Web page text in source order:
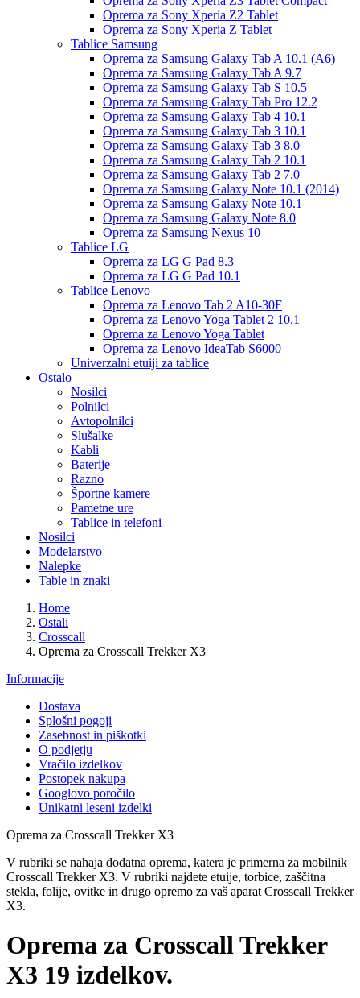
Oprema za Sony Xperia Z2 Tablet
Oprema za Sony Xperia Z Tablet
Tablice Samsung
Oprema za Samsung Galaxy Tab A 10.1 (A6)
Oprema za Samsung Galaxy Tab A 9.7
Oprema za Samsung Galaxy Tab S 10.5
Oprema za Samsung Galaxy Tab Pro 12.2
Oprema za Samsung Galaxy Tab 4 10.1
Oprema za Samsung Galaxy Tab 3 10.1
Oprema za Samsung Galaxy Tab 3 8.0
Oprema za Samsung Galaxy Tab 2 10.1
Oprema za Samsung Galaxy Tab 2 7.0
Oprema za Samsung Galaxy Note 10.1 (2014)
Oprema za Samsung Galaxy Note 10.1
Oprema za Samsung Galaxy Note 8.0
Oprema za Samsung Nexus 10
Tablice LG
Oprema za LG G Pad 8.3
Oprema za LG G Pad 10.1
Tablice Lenovo
Oprema za Lenovo Tab 2 A10-30F
Oprema za Lenovo Yoga Tablet 2 10.1
Oprema za Lenovo Yoga Tablet
Oprema za Lenovo IdeaTab S6000
Univerzalni etuiji za tablice
Ostalo
Nosilci
Polnilci
Avtopolnilci
Slušalke
Kabli
Baterije
Razno
Športne kamere
Pametne ure
Tablice in telefoni
Nosilci
Modelarstvo
Nalepke
Table in znaki
Home
Ostali
Crosscall
Oprema za Crosscall Trekker X3
Informacije
Dostava
Splošni pogoji
Zasebnost in piškotki
O podjetju
Vračilo izdelkov
Postopek nakupa
Googlovo poročilo
Unikatni leseni izdelki
Oprema za Crosscall Trekker X3
V rubriki se nahaja dodatna oprema, katera je primerna za mobilnik
Crosscall Trekker X3. V rubriki najdete etuije, torbice, zaščitna
stekla, folije, ovitke in drugo opremo za vaš aparat Crosscall Trekker
X3.
Oprema za Crosscall Trekker
X3 19 izdelkov.